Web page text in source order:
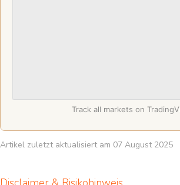
Track all markets on
Artikel zuletzt aktualisiert am 07 August 2025